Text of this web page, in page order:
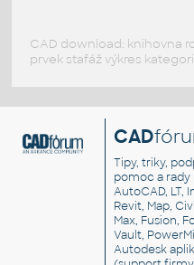
CAD download: knihovna
prvek stafáž výkres
CAD
Tipy, triky,
pomoc a rady
AutoCAD, LT,
Revit, Map,
Max, Fusion,
Vault,
Autodesk